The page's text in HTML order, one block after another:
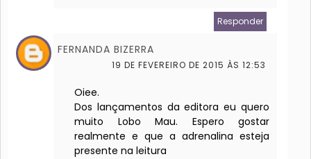
Responder
FERNANDA BIZERRA
19 DE FEVEREIRO DE 2015 ÀS 12:53
Oiee.
Dos lançamentos da editora eu quero
muito Lobo Mau. Espero gostar
realmente e que a adrenalina esteja
presente na leitura